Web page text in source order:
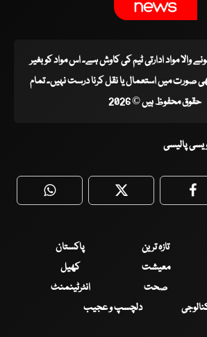
والا مواد ادارتی ٹیم کی کاوش ہے۔ اس مواد کو بغیر
صورت میں استعمال یا نقل کرنا درست نہیں۔ تمام
حقوق محفوظ ہیں © 2026
پالیسی
WhatsApp Twitter
تازہ ترین
پاکستان
معیشت
کھیل
صحت
انٹرٹینمنٹ
دلچسپ و عجیب